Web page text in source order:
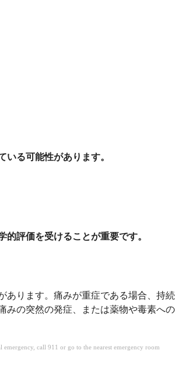
る可能性があります。
評価を受けることが重要です。
あります。痛みが重症である場合、持続
みの突然の発症、または薬物や毒素への
call 911 or go to the nearest emergency room